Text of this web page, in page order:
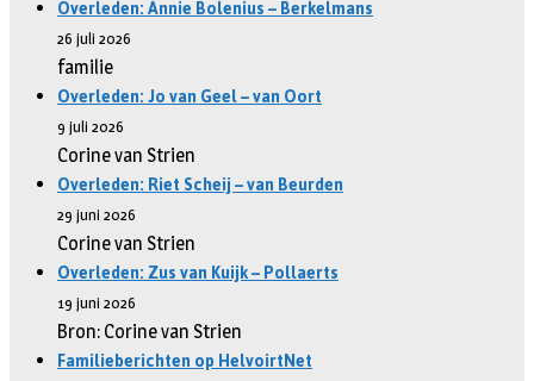
Overleden: Annie Bolenius – Berkelmans
26 juli 2026
familie
Overleden: Jo van Geel – van Oort
9 juli 2026
Corine van Strien
Overleden: Riet Scheij – van Beurden
29 juni 2026
Corine van Strien
Overleden: Zus van Kuijk – Pollaerts
19 juni 2026
Bron: Corine van Strien
Familieberichten op HelvoirtNet